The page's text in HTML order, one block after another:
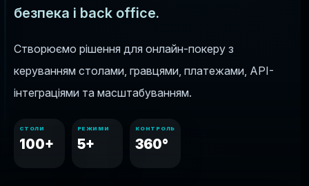
безпека і back office.
Створюємо рішення для онлайн-покеру з
керуванням столами, гравцями, платежами, API-
інтеграціями та масштабуванням.
СТОЛИ
100+
РЕЖИМИ
5+
КОНТРОЛЬ
360°